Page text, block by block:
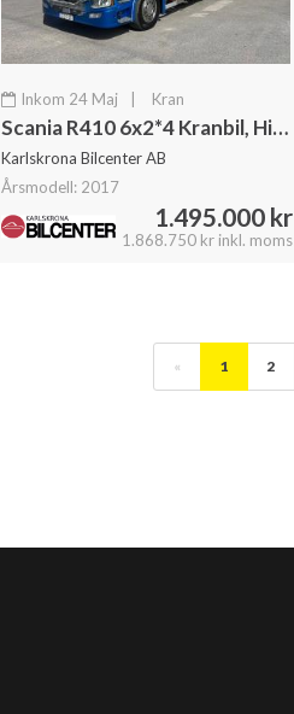
Inkom 24 Maj Kran
Scania R410 6x2*4 Kranbil, Hiab 377 Kran, Euro 6
Karlskrona Bilcenter AB
Årsmodell: 2017
1.495.000 kr
1.868.750 kr inkl. moms
« 1 2